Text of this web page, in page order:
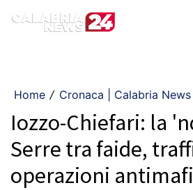
Home / Cronaca | Calabria
Iozzo-Chiefari: la
Serre tra faide,
operazioni